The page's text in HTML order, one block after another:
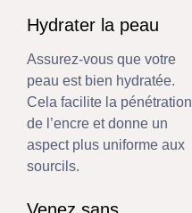
Hydrater la peau
Assurez-vous que votre
peau est bien hydratée.
Cela facilite la pénétration
de l’encre et donne un
aspect plus uniforme aux
sourcils.